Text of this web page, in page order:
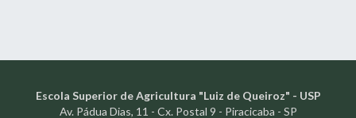
Escola Superior de Agricultura "Luiz de Queiroz" - USP
Av. Pádua Dias, 11 - Cx. Postal 9 - Piracicaba - SP